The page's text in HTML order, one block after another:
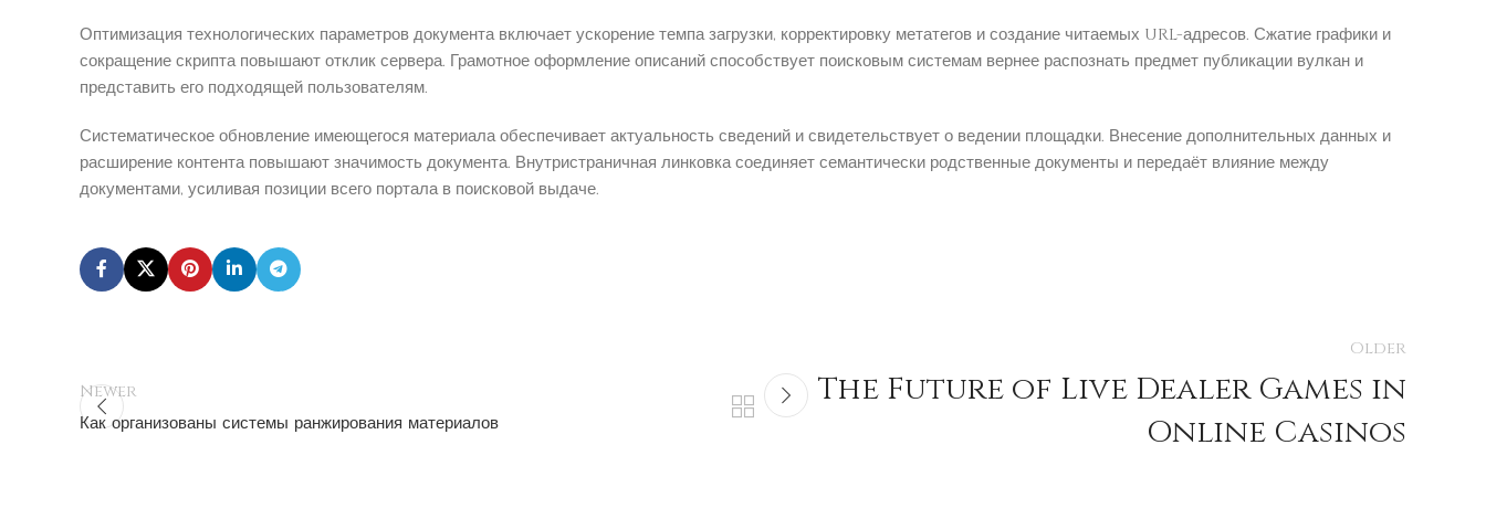
Оптимизация технологических параметров документа включает ускорение темпа загрузки, корректировку метатегов и создание читаемых URL-адресов. Сжатие графики и
сокращение скрипта повышают отклик сервера. Грамотное оформление описаний способствует поисковым системам вернее распознать предмет публикации вулкан и
представить его подходящей пользователям.
Систематическое обновление имеющегося материала обеспечивает актуальность сведений и свидетельствует о ведении площадки. Внесение дополнительных данных и
расширение контента повышают значимость документа. Внутристраничная линковка соединяет семантически родственные документы и передаёт влияние между
документами, усиливая позиции всего портала в поисковой выдаче.
Newer
Как организованы системы ранжирования материалов
Older
The Future of Live Dealer Games in
Online Casinos